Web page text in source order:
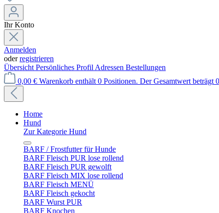
Ihr Konto
Anmelden
oderregistrieren
Übersicht Persönliches Profil Adressen Bestellungen
0,00 € Warenkorb enthält 0 Positionen. Der Gesamtwert beträgt
Home
Hund
Zur Kategorie Hund
BARF / Frostfutter für Hunde
BARF Fleisch PUR lose rollend
BARF Fleisch PUR gewolft
BARF Fleisch MIX lose rollend
BARF Fleisch MENÜ
BARF Fleisch gekocht
BARF Wurst PUR
BARF Knochen